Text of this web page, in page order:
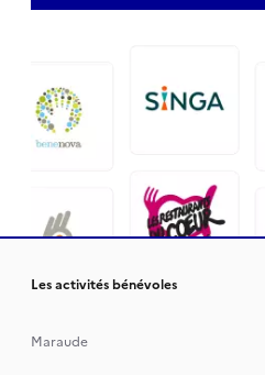
Les activités bénévoles
Maraude